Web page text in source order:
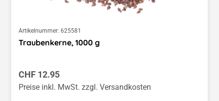
Artikelnummer: 625581
Traubenkerne, 1000 g
Regulärer Preis:
CHF 12.95
Preise inkl. MwSt. zzgl. Versandkosten